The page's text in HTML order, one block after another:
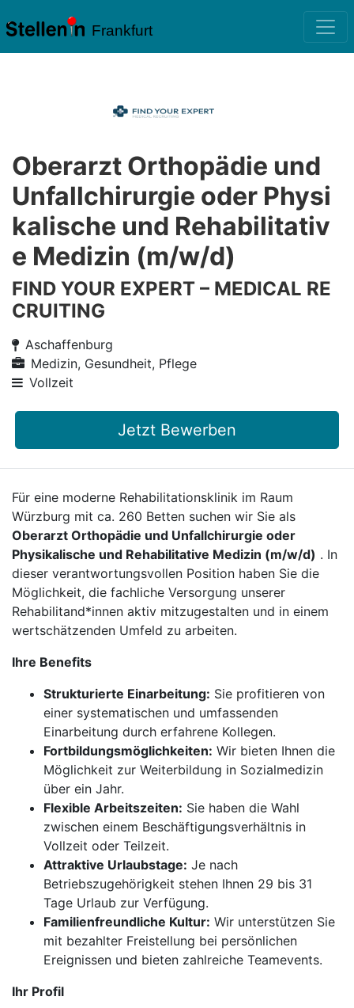
Frankfurt
Oberarzt Orthopädie und
Unfallchirurgie oder Physi
kalische und Rehabilitativ
e Medizin (m/w/d)
FIND YOUR EXPERT – MEDICAL RE
CRUITING
Aschaffenburg
Medizin, Gesundheit, Pflege
Vollzeit
Jetzt Bewerben
Für eine moderne Rehabilitationsklinik im Raum
Würzburg mit ca. 260 Betten suchen wir Sie als
Oberarzt Orthopädie und Unfallchirurgie oder
Physikalische und Rehabilitative Medizin (m/w/d) . In
dieser verantwortungsvollen Position haben Sie die
Möglichkeit, die fachliche Versorgung unserer
Rehabilitand*innen aktiv mitzugestalten und in einem
wertschätzenden Umfeld zu arbeiten.
Ihre Benefits
Strukturierte Einarbeitung: Sie profitieren von
einer systematischen und umfassenden
Einarbeitung durch erfahrene Kollegen.
Fortbildungsmöglichkeiten: Wir bieten Ihnen die
Möglichkeit zur Weiterbildung in Sozialmedizin
über ein Jahr.
Flexible Arbeitszeiten: Sie haben die Wahl
zwischen einem Beschäftigungsverhältnis in
Vollzeit oder Teilzeit.
Attraktive Urlaubstage: Je nach
Betriebszugehörigkeit stehen Ihnen 29 bis 31
Tage Urlaub zur Verfügung.
Familienfreundliche Kultur: Wir unterstützen Sie
mit bezahlter Freistellung bei persönlichen
Ereignissen und bieten zahlreiche Teamevents.
Ihr Profil